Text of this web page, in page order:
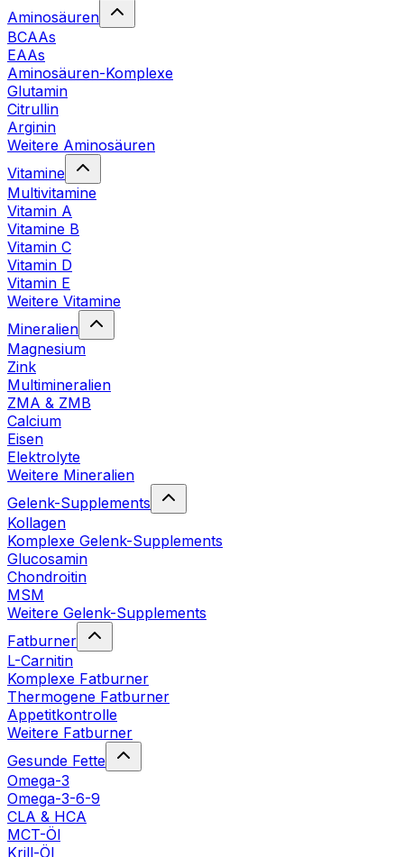
Aminosäuren
BCAAs
EAAs
Aminosäuren-Komplexe
Glutamin
Citrullin
Arginin
Weitere Aminosäuren
Vitamine
Multivitamine
Vitamin A
Vitamine B
Vitamin C
Vitamin D
Vitamin E
Weitere Vitamine
Mineralien
Magnesium
Zink
Multimineralien
ZMA & ZMB
Calcium
Eisen
Elektrolyte
Weitere Mineralien
Gelenk-Supplements
Kollagen
Komplexe Gelenk-Supplements
Glucosamin
Chondroitin
MSM
Weitere Gelenk-Supplements
Fatburner
L-Carnitin
Komplexe Fatburner
Thermogene Fatburner
Appetitkontrolle
Weitere Fatburner
Gesunde Fette
Omega-3
Omega-3-6-9
CLA & HCA
MCT-Öl
Krill-Öl